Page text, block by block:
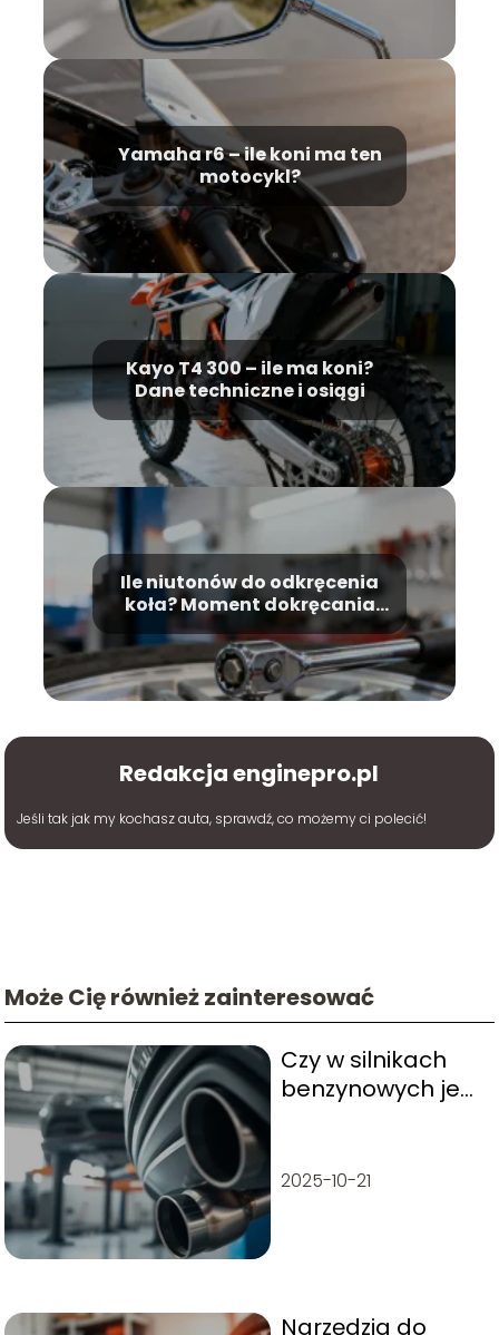
Yamaha r6 – ile koni ma ten
motocykl?
Kayo T4 300 – ile ma koni?
Dane techniczne i osiągi
Ile niutonów do odkręcenia
koła? Moment dokręcania
śrub
Redakcja enginepro.pl
Jeśli tak jak my kochasz auta, sprawdź, co możemy ci polecić!
Może Cię również zainteresować
Czy w silnikach
benzynowych jest
2025-10-21
Narzędzia do